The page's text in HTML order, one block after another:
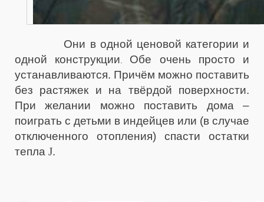
Они в одной ценовой категории и
одной конструкции
Обе очень просто и
устанавливаются. Причём можно поставить
без растяжек и на твёрдой поверхности.
При желании можно поставить дома –
поиграть с детьми в индейцев или (в случае
отключенного отопления) спасти остатки
тепла J.